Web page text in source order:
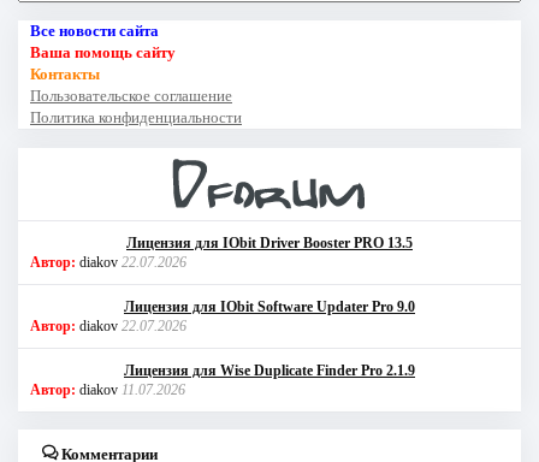
Все новости сайта
Ваша помощь сайту
Контакты
Пользовательское соглашение
Политика конфиденциальности
Лицензия для IObit Driver Booster PRO 13.5
Автор: diakov 22.07.2026
Лицензия для IObit Software Updater Pro 9.0
Автор: diakov 22.07.2026
Лицензия для Wise Duplicate Finder Pro 2.1.9
Автор: diakov 11.07.2026
Комментарии